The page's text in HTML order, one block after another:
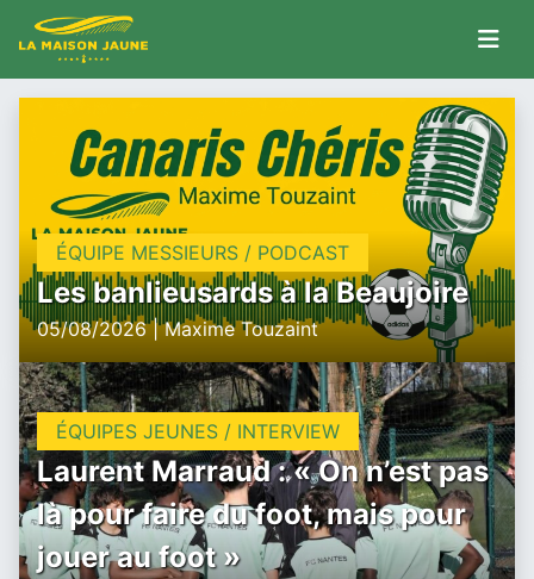
ÉQUIPE MESSIEURS / PODCAST
Les banlieusards à la Beaujoire
05/08/2026 | Maxime Touzaint
ÉQUIPES JEUNES / INTERVIEW
Laurent Marraud : « On n’est pas
là pour faire du foot, mais pour
jouer au foot »